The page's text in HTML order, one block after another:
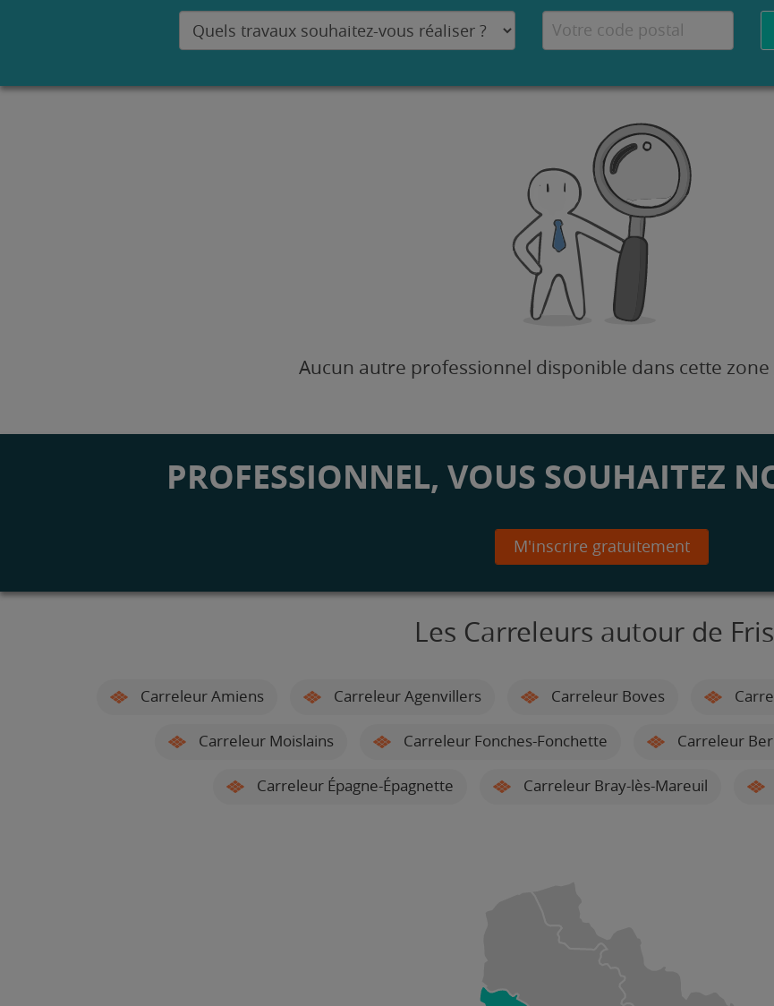
Aucun autre professionnel disponible dans cette
PROFESSIONNEL, VOUS SOUHAITEZ
M'inscrire gratuitement
Les Carreleurs autour de
Carreleur Amiens Carreleur Agenvillers Carreleur Boves
Carreleur Moislains Carreleur Fonches-Fonchette Carreleur
Carreleur Épagne-Épagnette Carreleur Bray-lès-Mareuil